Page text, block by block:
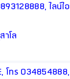
ไลน์ไ
าโล
โทร 034854888,